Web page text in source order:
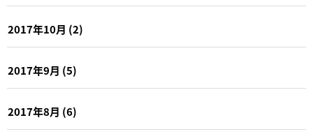
2017年10月 (2)
2017年9月 (5)
2017年8月 (6)